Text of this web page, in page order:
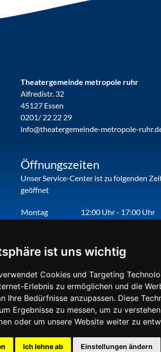
ist uns wichtig
Cookies und Targeting
Erlebnis zu ermöglichen und die
Ihre Bedürfnisse anzupassen. Diese
Ergebnisse zu messen, um zu
oder um unsere Website weiter zu
Ich lehne ab Einstellungen ändern
Theatergemeinde metropole ruhr
Alfredistr. 32
45127 Essen
0201/ 22 22 29
info@theatergemeinde-metropole-
Öffnungszeiten
Unser Service-Center ist zu folgenden
geöffnet
Montag
12:00 Uhr - 17:00 Uhr
Freitag
09:00 Uhr - 12:00 Uhr